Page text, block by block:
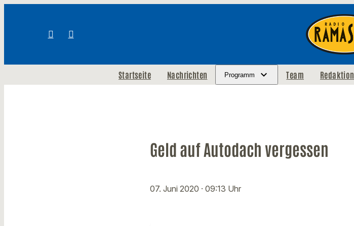
Startseite Nachrichten Programm Team Redaktion
Geld auf Autodach vergessen
07. Juni 2020 · 09:13 Uhr